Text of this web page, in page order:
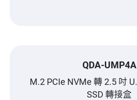
QDA-UMP4A
M.2 PCIe NVMe 轉 2.5 吋 U.2 PCIe NVMe
SSD 轉接盒